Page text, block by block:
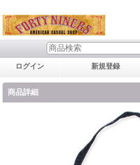
ログイン 新規登録
商品詳細